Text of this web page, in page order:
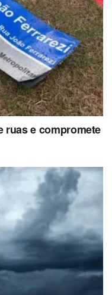
ruas e compromete